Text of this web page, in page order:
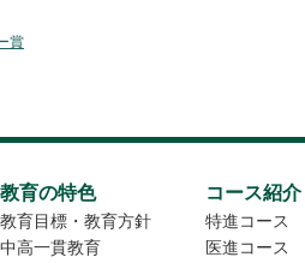
賞
教育の特色
教育目標・教育方針
中高一貫教育
コース紹介
特進コース
医進コース